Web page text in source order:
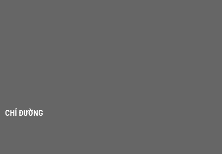
CHỈ ĐƯỜNG